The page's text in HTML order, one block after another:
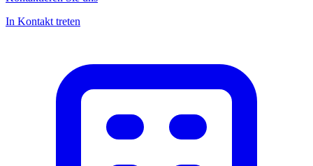
In Kontakt treten